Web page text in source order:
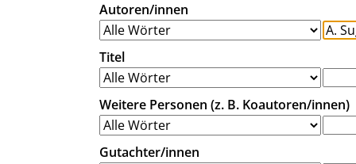
Autoren/innen
Titel
Weitere Personen (z. B. Koautoren/innen)
Gutachter/innen